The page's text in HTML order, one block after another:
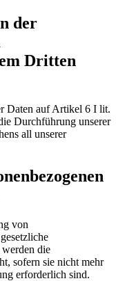
der
Dritten
Daten auf Artikel 6 I lit.
Durchführung unserer
all unserer
von
die
sofern sie nicht mehr
erforderlich sind.